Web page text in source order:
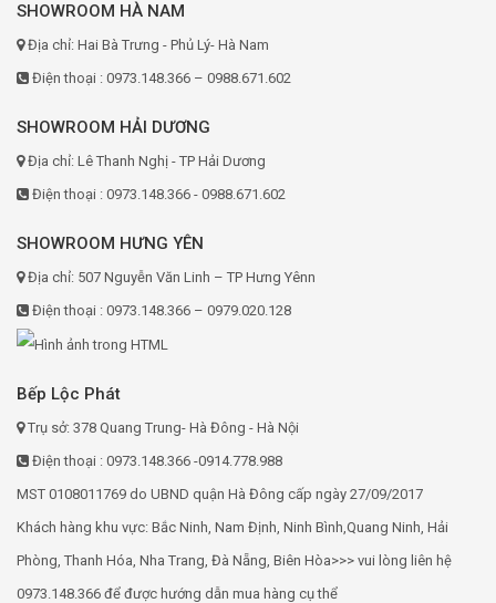
SHOWROOM HÀ NAM
Địa chỉ: Hai Bà Trưng - Phủ Lý- Hà Nam
Điện thoại : 0973.148.366 – 0988.671.602
SHOWROOM HẢI DƯƠNG
Địa chỉ: Lê Thanh Nghị - TP Hải Dương
Điện thoại : 0973.148.366 - 0988.671.602
SHOWROOM HƯNG YÊN
Địa chỉ: 507 Nguyễn Văn Linh – TP Hưng Yênn
Điện thoại : 0973.148.366 – 0979.020.128
Bếp Lộc Phát
Trụ sở: 378 Quang Trung- Hà Đông - Hà Nội
Điện thoại : 0973.148.366 -0914.778.988
MST 0108011769 do UBND quận Hà Đông cấp ngày 27/09/2017
Khách hàng khu vực: Bắc Ninh, Nam Định, Ninh Bình,Quang Ninh, Hải
Phòng, Thanh Hóa, Nha Trang, Đà Nẵng, Biên Hòa>>> vui lòng liên hệ
0973.148.366 để được hướng dẫn mua hàng cụ thể